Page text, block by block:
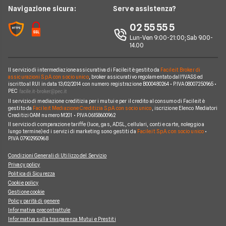
Facile.it Club
Lavora in Facile.it
Notizie Finanziamenti
Notizie Telefonia Mobile
Notizie TV a pagamento
Noleggio Lungo Termine Auto Elettriche
Notizie noleggio
Navigazione sicura: Serve assistenza?
02 55 55 5
Lun-Ven 9:00-21:00; Sab 9.00-
14.00
Il servizio di intermediazione assicurativa di Facile.it è gestito da Facile.it Broker di
assicurazioni S.p.A. con socio unico, broker assicurativo regolamentato dall'IVASS ed
iscritto al RUI in data 13/02/2014 con numero registrazione B000480264 • P.IVA 08007250965 •
PEC
Il servizio di mediazione creditizia per i mutui e per il credito al consumo di Facile.it è
gestito da Facile.it Mediazione Creditizia S.p.A. con socio unico , iscrizione Elenco Mediatori
Creditizi OAM numero M201 • P.IVA 06158600962
Il servizio di comparazione tariffe (luce, gas, ADSL, cellulari, conti e carte, noleggio a
lungo termine) ed i servizi di marketing sono gestiti da Facile.it S.p.A. con socio unico•
P.IVA 07902950968
Condizioni Generali di Utilizzo del Servizio
Privacy policy
Politica di Sicurezza
Cookie policy
Gestione cookie
Policy parità di genere
Informativa precontrattule
Informativa sulla trasparenza Mutui e Prestiti